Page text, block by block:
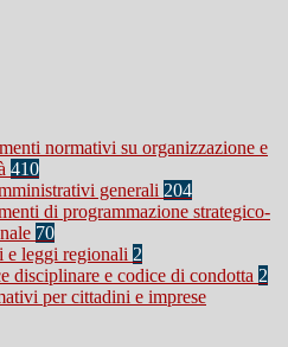
normativi su organizzazione e
410
generali 204
di programmazione strategico-
70
e leggi regionali 2
disciplinare e codice di condotta 2
per cittadini e imprese